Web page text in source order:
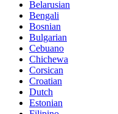
Belarusian
Bengali
Bosnian
Bulgarian
Cebuano
Chichewa
Corsican
Croatian
Dutch
Estonian